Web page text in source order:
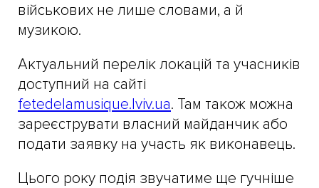
військових не лише словами, а й
музикою.
Актуальний перелік локацій та учасників
доступний на сайті
fetedelamusique.lviv.ua. Там також можна
зареєструвати власний майданчик або
подати заявку на участь як виконавець.
Цього року подія звучатиме ще гучніше